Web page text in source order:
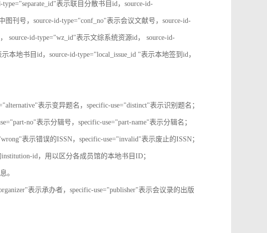
表示联目分散书目id，source-id-
刊号，source-id-type="conf_no"表示会议文献号，source-id-
source-id-type="wz_id"表示文综系统资源id， source-id-
本地书目id，source-id-type="local_issue_id "表示本地签到id，
表示变异题名，specific-use="distinct"表示识别题名；
no"表示分辑号，specific-use="part-name"表示分辑名；
表示错误的ISSN，specific-use="invalid"表示废止的ISSN；
id，用以区分各成员馆的本地书目ID；
。
表示承办者，specific-use="publisher"表示会议录的出版